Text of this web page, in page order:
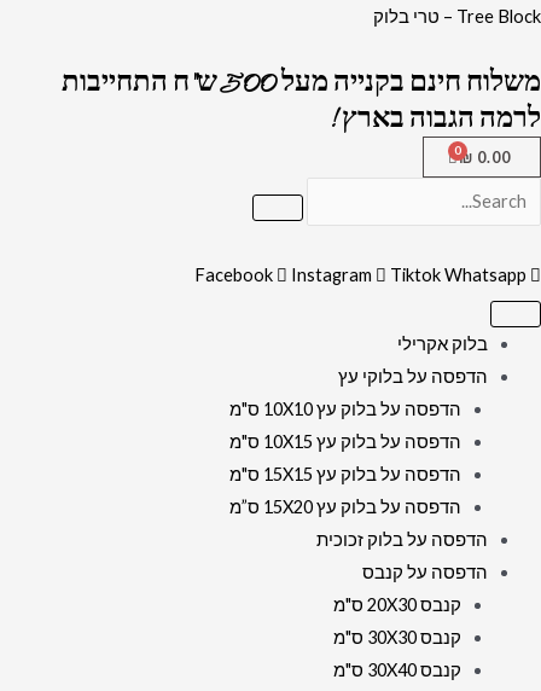
דילוג
Tree Block – טרי בלוק
משלוח חינם בקנייה מעל 500 ש"ח התחייבות
לרמה הגבוה בארץ !
0.00
₪
Facebook Instagram TiktokWhatsapp
בלוק אקרילי
הדפסה על בלוקי עץ
הדפסה על בלוק עץ 10X10 ס"מ
הדפסה על בלוק עץ 10X15 ס"מ
הדפסה על בלוק עץ 15X15 ס"מ
הדפסה על בלוק עץ 15X20 ס”מ
הדפסה על בלוק זכוכית
הדפסה על קנבס
קנבס 20X30 ס"מ
קנבס 30X30 ס"מ
קנבס 30X40 ס"מ
כמות
1196
-
מעוצבת
של
יושבים
בשולחן
ומתפללים
על
הכותל